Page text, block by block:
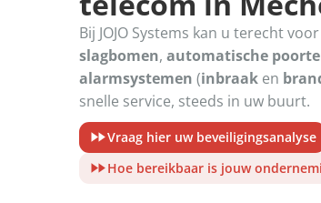
Bij JOJO Systems kan u terecht voor
slagbomen, automatische
alarmsystemen (inbraak en
snelle service, steeds in uw buurt.
Vraag hier uw beveiligingsanalyse
Hoe bereikbaar is jouw